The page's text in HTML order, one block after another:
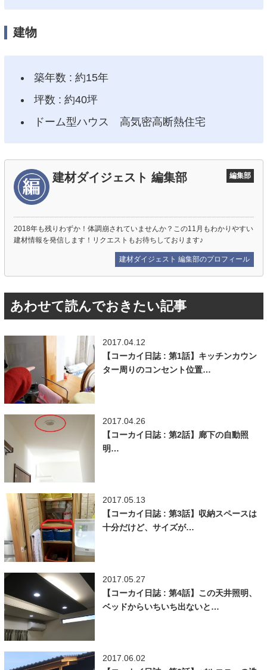
建物
築年数 : 約15年
坪数 : 約40坪
ドーム型ハウス 高気密高断熱住宅
建材ダイジェスト 編集部 編集部
2018年も残りわずか！体調崩されていませんか？この11月もわかりやすい
建材情報を発信します！リクエストもお待ちしております♪
建材ダイジェスト 編集部のプロフィール
あわせて読んでおきたい記事
2017.04.12
【コーカイ日誌 : 第1話】キッチンカウン
ター周りのコンセント位置…
2017.04.26
【コーカイ日誌 : 第2話】廊下の自動照
明…
2017.05.13
【コーカイ日誌 : 第3話】収納スペースは
十分だけど、サイズが…
2017.05.27
【コーカイ日誌 : 第4話】この天井照明、
ベッドからいちいち出ないと…
2017.06.02